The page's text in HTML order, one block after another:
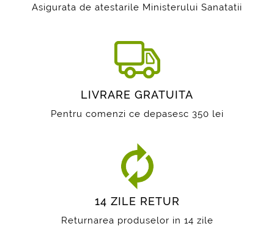
Asigurata de atestarile Ministerului Sanatatii
LIVRARE GRATUITA
Pentru comenzi ce depasesc 350 lei
14 ZILE RETUR
Returnarea produselor in 14 zile